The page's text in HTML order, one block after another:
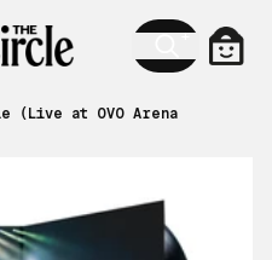
(Live at OVO Arena